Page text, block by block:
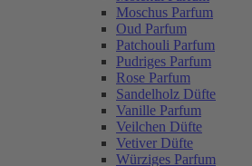
Moschus Parfum
Oud Parfum
Patchouli Parfum
Pudriges Parfum
Rose Parfum
Sandelholz Düfte
Vanille Parfum
Veilchen Düfte
Vetiver Düfte
Würziges Parfum